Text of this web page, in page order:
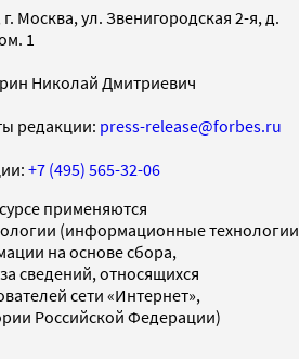
Москва, ул. Звенигородская 2-я, д.
1
Николай Дмитриевич
редакции: press-release@forbes.ru
+7 (495) 565-32-06
применяются
(информационные технологии
на основе сбора,
сведений, относящихся
сети «Интернет»,
Российской Федерации)